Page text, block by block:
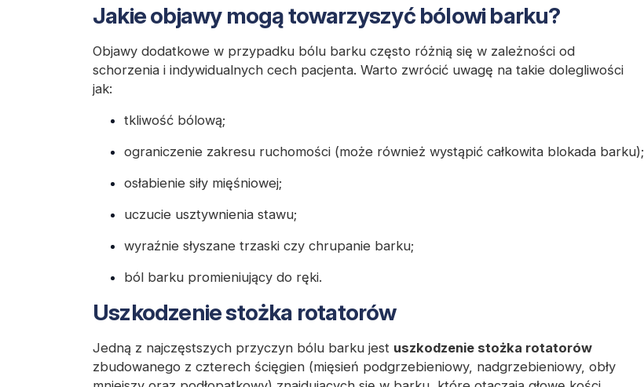
Jakie objawy mogą towarzyszyć bólowi barku?
Objawy dodatkowe w przypadku bólu barku często różnią się w zależności od
schorzenia i indywidualnych cech pacjenta. Warto zwrócić uwagę na takie dolegliwości
jak:
tkliwość bólową;
ograniczenie zakresu ruchomości (może również wystąpić całkowita blokada barku);
osłabienie siły mięśniowej;
uczucie usztywnienia stawu;
wyraźnie słyszane trzaski czy chrupanie barku;
ból barku promieniujący do ręki.
Uszkodzenie stożka rotatorów
Jedną z najczęstszych przyczyn bólu barku jest uszkodzenie stożka rotatorów
zbudowanego z czterech ścięgien (mięsień podgrzebieniowy, nadgrzebieniowy, obły